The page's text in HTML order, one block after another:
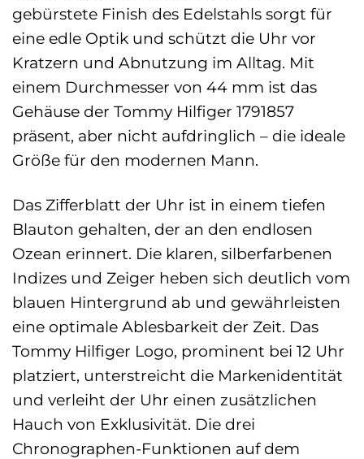
gebürstete Finish des Edelstahls sorgt für
eine edle Optik und schützt die Uhr vor
Kratzern und Abnutzung im Alltag. Mit
einem Durchmesser von 44 mm ist das
Gehäuse der Tommy Hilfiger 1791857
präsent, aber nicht aufdringlich – die ideale
Größe für den modernen Mann.
Das Zifferblatt der Uhr ist in einem tiefen
Blauton gehalten, der an den endlosen
Ozean erinnert. Die klaren, silberfarbenen
Indizes und Zeiger heben sich deutlich vom
blauen Hintergrund ab und gewährleisten
eine optimale Ablesbarkeit der Zeit. Das
Tommy Hilfiger Logo, prominent bei 12 Uhr
platziert, unterstreicht die Markenidentität
und verleiht der Uhr einen zusätzlichen
Hauch von Exklusivität. Die drei
Chronographen-Funktionen auf dem